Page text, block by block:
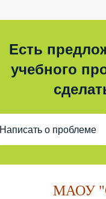
Есть
учебного
Написать о проблеме
МАОУ